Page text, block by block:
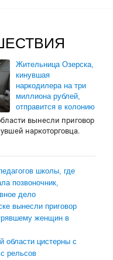
Жительница Озерска,
кинувшая
наркодилера на три
миллиона рублей,
отправится в колонию
вынесли приговор
наркоторговца.
школы, где
позвоночник,
дело
вынесли приговор
женщин в
области цистерны с
рельсов